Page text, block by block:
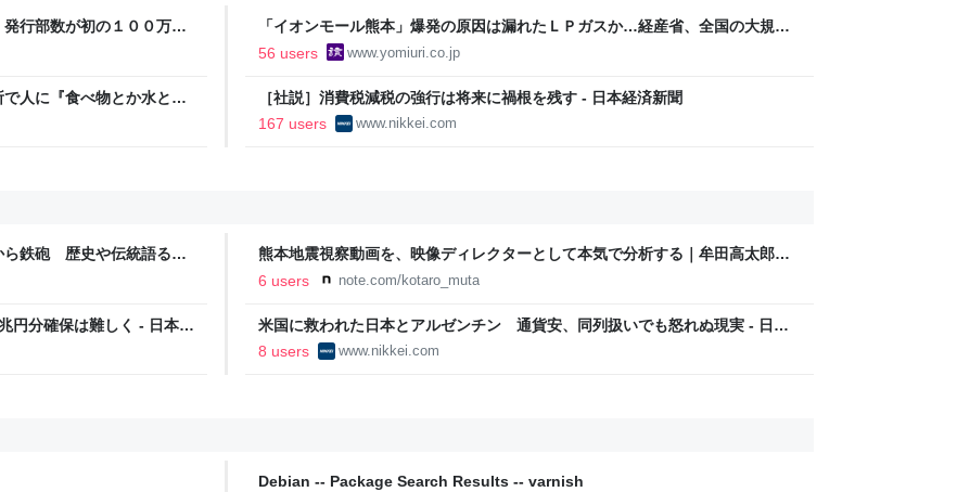
行部数が初の１００万部
「イオンモール熊本」爆発の原因は漏れたＬＰガスか…経産省、全国の大規模
施設でガス供給設備の点検要請
56 users www.yomiuri.co.jp
人に『食べ物とか水とか
→苦い経験談が寄せられ
［社説］消費税減税の強行は将来に禍根を残す - 日本経済新聞
167 users
www.nikkei.com
ら鉄砲 歴史や伝統語る資
熊本地震視察動画を、映像ディレクターとして本気で分析する｜牟田高太郎｜
映像で、想いをつなぐ
6 users note.com/kotaro_muta
円分確保は難しく - 日本経
米国に救われた日本とアルゼンチン 通貨安、同列扱いでも怒れぬ現実 - 日本
経済新聞
8 users www.nikkei.com
Debian -- Package Search Results -- varnish